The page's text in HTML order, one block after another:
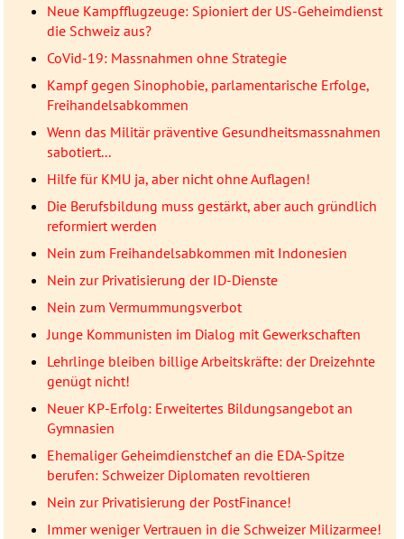
Neue Kampfflugzeuge: Spioniert der US-Geheimdienst
die Schweiz aus?
CoVid-19: Massnahmen ohne Strategie
Kampf gegen Sinophobie, parlamentarische Erfolge,
Freihandelsabkommen
Wenn das Militär präventive Gesundheitsmassnahmen
sabotiert...
Hilfe für KMU ja, aber nicht ohne Auflagen!
Die Berufsbildung muss gestärkt, aber auch gründlich
reformiert werden
Nein zum Freihandelsabkommen mit Indonesien
Nein zur Privatisierung der ID-Dienste
Nein zum Vermummungsverbot
Junge Kommunisten im Dialog mit Gewerkschaften
Lehrlinge bleiben billige Arbeitskräfte: der Dreizehnte
genügt nicht!
Neuer KP-Erfolg: Erweitertes Bildungsangebot an
Gymnasien
Ehemaliger Geheimdienstchef an die EDA-Spitze
berufen: Schweizer Diplomaten revoltieren
Nein zur Privatisierung der PostFinance!
Immer weniger Vertrauen in die Schweizer Milizarmee!